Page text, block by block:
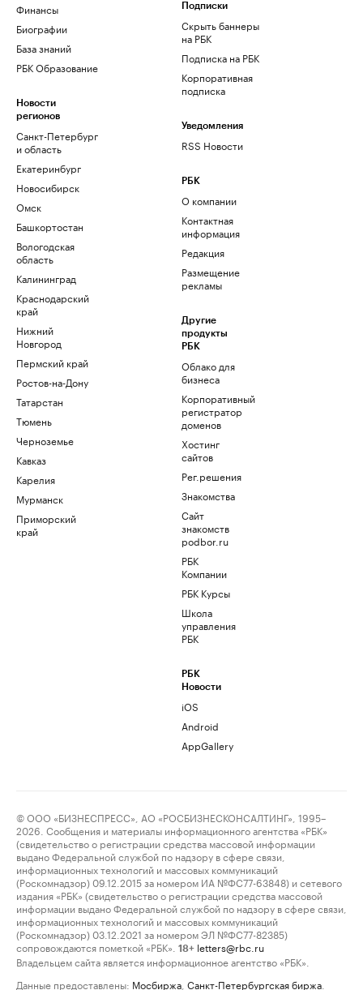
Финансы
Биографии
База знаний
РБК Образование
Новости
регионов
Санкт-Петербург
и область
Екатеринбург
Новосибирск
Омск
Башкортостан
Вологодская
область
Калининград
Краснодарский
край
Нижний
Новгород
Пермский край
Ростов-на-Дону
Татарстан
Тюмень
Черноземье
Кавказ
Карелия
Мурманск
Приморский
край
Подписки
Скрыть баннеры
на РБК
Подписка на РБК
Корпоративная
подписка
Уведомления
RSS Новости
РБК
О компании
Контактная
информация
Редакция
Размещение
рекламы
Другие
продукты
РБК
Облако для
бизнеса
Корпоративный
регистратор
доменов
Хостинг
сайтов
Рег.решения
Знакомства
Сайт
знакомств
podbor.ru
РБК
Компании
РБК Курсы
Школа
управления
РБК
РБК
Новости
iOS
Android
AppGallery
© ООО «БИЗНЕСПРЕСС», АО «РОСБИЗНЕСКОНСАЛТИНГ», 1995–
2026. Сообщения и материалы информационного агентства «РБК»
(свидетельство о регистрации средства массовой информации
выдано Федеральной службой по надзору в сфере связи,
информационных технологий и массовых коммуникаций
(Роскомнадзор) 09.12.2015 за номером ИА №ФС77-63848) и сетевого
издания «РБК» (свидетельство о регистрации средства массовой
информации выдано Федеральной службой по надзору в сфере связи,
информационных технологий и массовых коммуникаций
(Роскомнадзор) 03.12.2021 за номером ЭЛ №ФС77-82385)
сопровождаются пометкой «РБК».
18+ letters@rbc.ru
Владельцем сайта является информационное агентство «РБК».
Данные предоставлены: Мосбиржа Санкт-Петербургская биржа